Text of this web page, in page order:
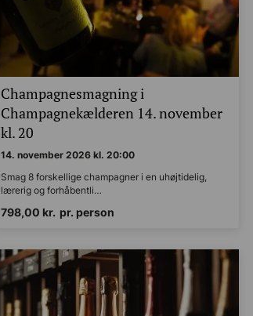
Champagnesmagning i
Champagnekælderen 14. november
kl. 20
14. november 2026 kl. 20:00
Smag 8 forskellige champagner i en uhøjtidelig,
lærerig og forhåbentli…
798,00 kr. pr. person